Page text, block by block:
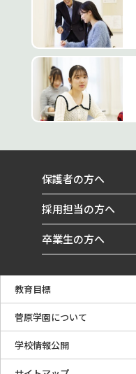
保護者の方へ
採用担当の方へ
卒業生の方へ
教育目標
菅原学園について
学校情報公開